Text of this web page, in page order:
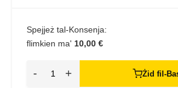
Spejjeż tal-Konsenja:
flimkien ma' 10,00 €
- + Żid fil-